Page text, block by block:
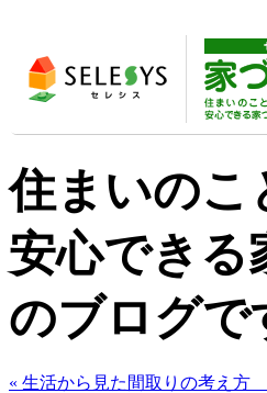
住まいのこ
安心できる
のブログで
« 生活から見た間取りの考え方